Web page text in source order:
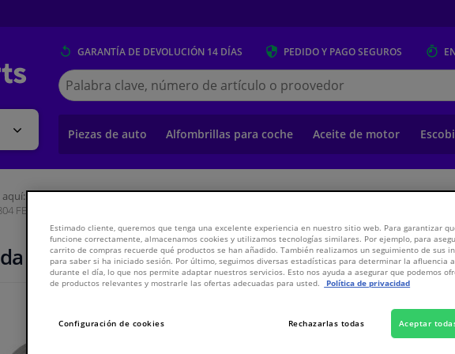
GARANTÍA DE DEVOLUCIÓN 14 DÍAS PEDIDO Y PAGOSEGUROS
Buscar
en
Winparts.es
Piezas de auto Alfombrillas para coche Aceite de motor
aquí: Página de inicio Suspensión y transmisión Suspensión y Transmisión Componentes
FEBI
196804 FEBI
4, €
Ver
Estimado cliente, queremos que tenga una excelente experiencia en nuestro sitio web. Para garantizar
funcione correctamente, almacenamos cookies y utilizamos tecnologías similares. Por ejemplo, para
carrito de compras recuerde qué productos se han añadido. También realizamos un seguimiento de sus
para saber si ha iniciado sesión. Por último, seguimos diversas estadísticas para determinar la afluencia
durante el día, lo que nos permite adaptar nuestros servicios. Esto nos ayuda a asegurar que podemos
de productos relevantes y mostrarle las ofertas adecuadas para usted.
Política de privacidad
Configuración de cookies Rechazarlas todas Aceptar